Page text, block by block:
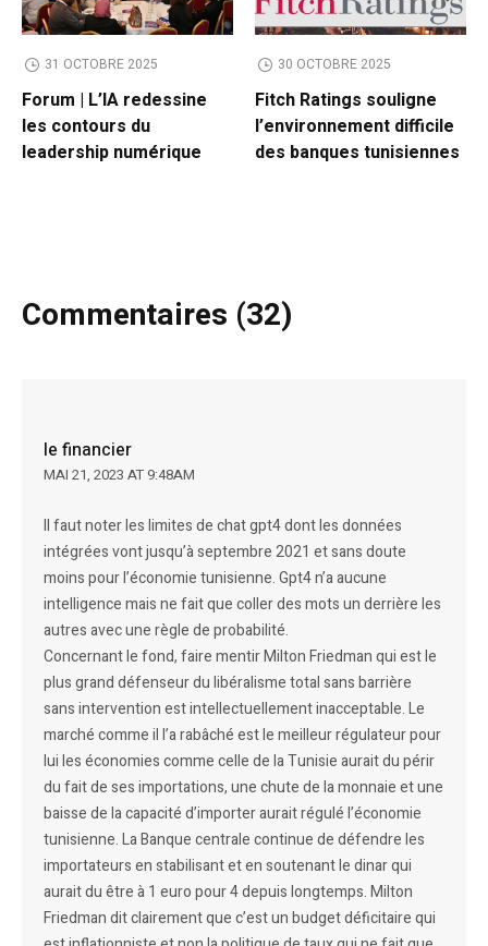
31 OCTOBRE 2025
Forum | L’IA redessine
les contours du
leadership numérique
30 OCTOBRE 2025
Fitch Ratings souligne
l’environnement difficile
des banques tunisiennes
Commentaires (32)
le financier
MAI 21, 2023 AT 9:48AM
Il faut noter les limites de chat gpt4 dont les données
intégrées vont jusqu’à septembre 2021 et sans doute
moins pour l’économie tunisienne. Gpt4 n’a aucune
intelligence mais ne fait que coller des mots un derrière les
autres avec une règle de probabilité.
Concernant le fond, faire mentir Milton Friedman qui est le
plus grand défenseur du libéralisme total sans barrière
sans intervention est intellectuellement inacceptable. Le
marché comme il l’a rabâché est le meilleur régulateur pour
lui les économies comme celle de la Tunisie aurait du périr
du fait de ses importations, une chute de la monnaie et une
baisse de la capacité d’importer aurait régulé l’économie
tunisienne. La Banque centrale continue de défendre les
importateurs en stabilisant et en soutenant le dinar qui
aurait du être à 1 euro pour 4 depuis longtemps. Milton
Friedman dit clairement que c’est un budget déficitaire qui